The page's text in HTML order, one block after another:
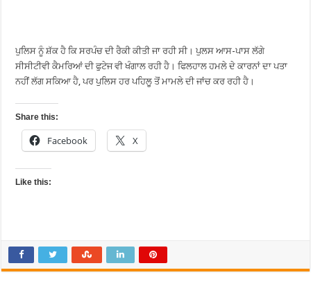
ਪੁਲਿਸ ਨੂੰ ਸ਼ੱਕ ਹੈ ਕਿ ਸਰਪੰਚ ਦੀ ਰੈਕੀ ਕੀਤੀ ਜਾ ਰਹੀ ਸੀ। ਪੁਲਸ ਆਸ-ਪਾਸ ਲੱਗੇ
ਸੀਸੀਟੀਵੀ ਕੈਮਰਿਆਂ ਦੀ ਫੁਟੇਜ ਵੀ ਖੰਗਾਲ ਰਹੀ ਹੈ। ਫਿਲਹਾਲ ਹਮਲੇ ਦੇ ਕਾਰਨਾਂ ਦਾ ਪਤਾ
ਨਹੀਂ ਲੱਗ ਸਕਿਆ ਹੈ, ਪਰ ਪੁਲਿਸ ਹਰ ਪਹਿਲੂ ਤੋਂ ਮਾਮਲੇ ਦੀ ਜਾਂਚ ਕਰ ਰਹੀ ਹੈ।
Share this:
Facebook X
Like this: